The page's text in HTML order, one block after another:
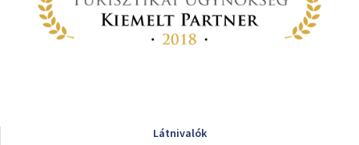
Látnivalók